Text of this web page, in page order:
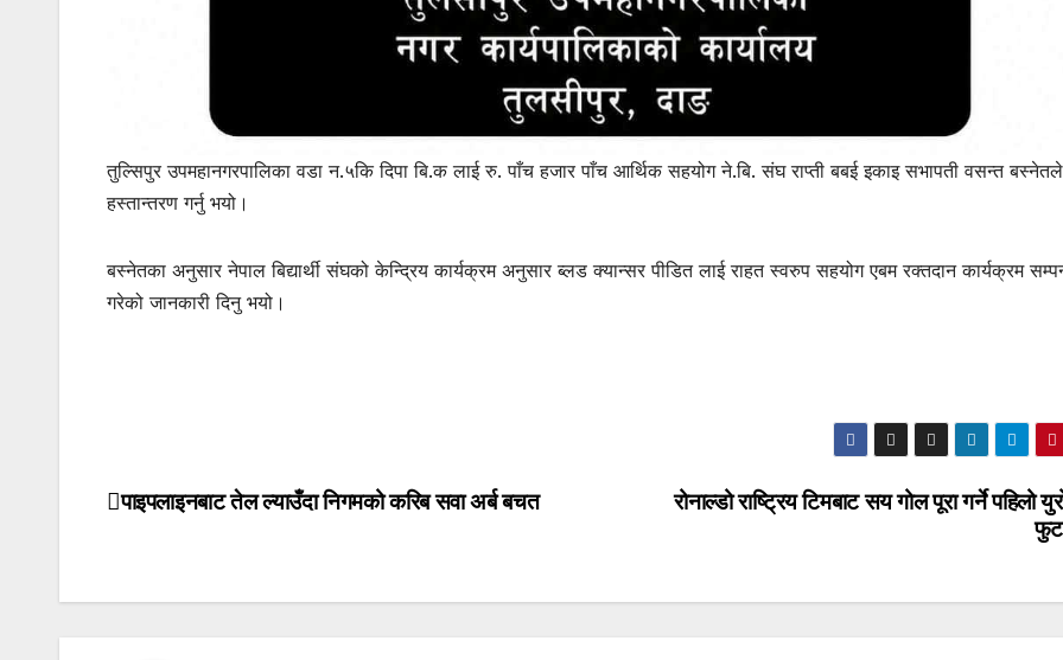
तुल्सिपुर उपमहानगरपालिका वडा न.५कि दिपा बि.क लाई रु. पाँच हजार पाँच आर्थिक सहयोग ने.बि. संघ राप्ती बबई इकाइ सभापती वसन्त बस्नेतले
हस्तान्तरण गर्नु भयो।
बस्नेतका अनुसार नेपाल बिद्यार्थी संघको केन्द्रिय कार्यक्रम अनुसार ब्लड क्यान्सर पीडित लाई राहत स्वरुप सहयोग एबम रक्तदान कार्यक्रम
गरेको जानकारी दिनु भयो।
Post
रोनाल्डो राष्ट्रिय टिमबाट सय गोल पूरा गर्ने पहिलो
पाइपलाइनबाट तेल ल्याउँदा निगमको करिब सवा अर्ब बचत